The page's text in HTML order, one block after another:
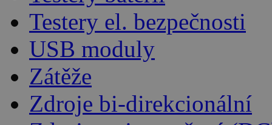
Testery el. bezpečnosti
USB moduly
Zátěže
Zdroje bi-direkcionální